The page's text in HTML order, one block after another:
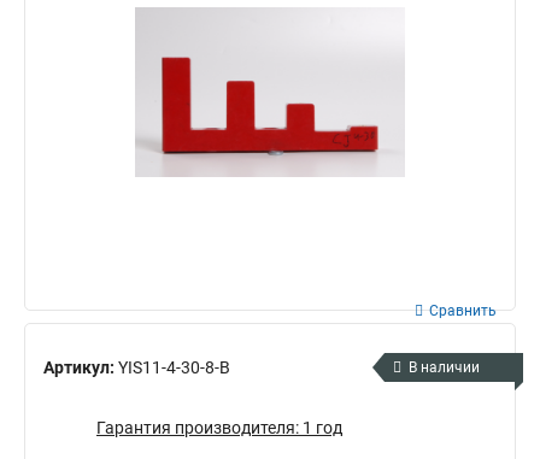
Артикул: YIS11-4-30-8-B
Сравнить
В наличии
Гарантия производителя: 1 год